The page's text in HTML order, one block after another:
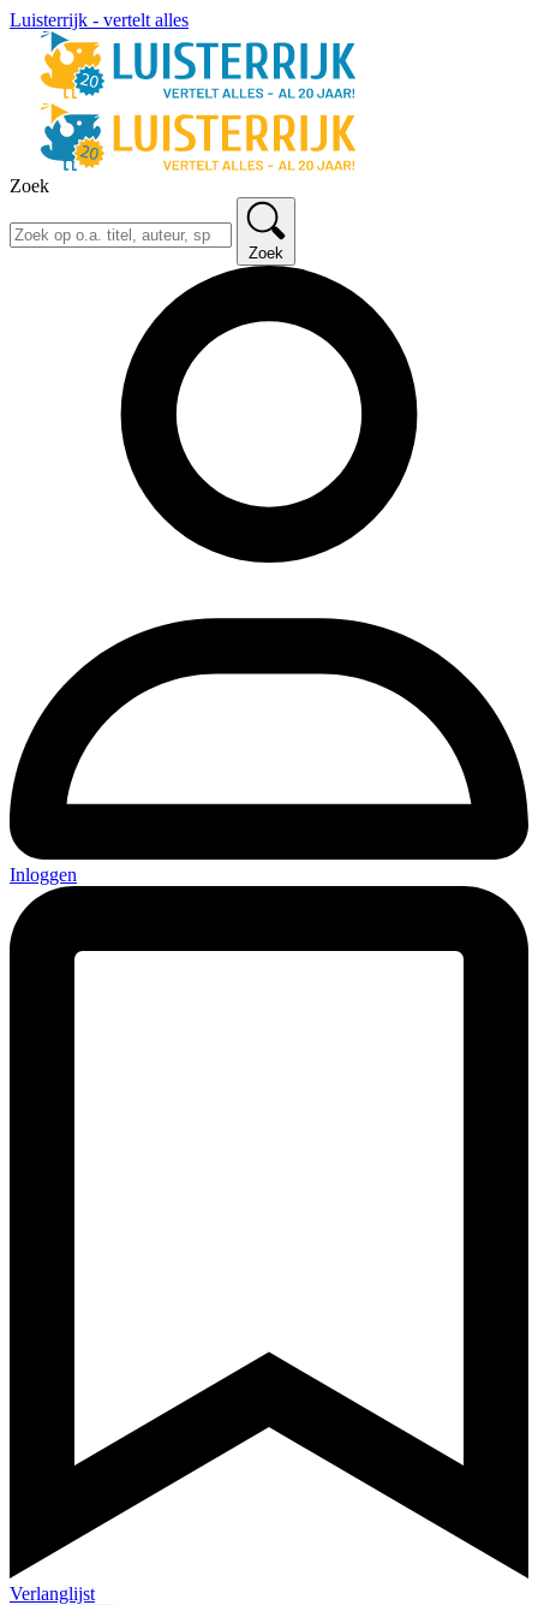
Luisterrijk - vertelt alles
Zoek
Zoek
Inloggen
Verlanglijst